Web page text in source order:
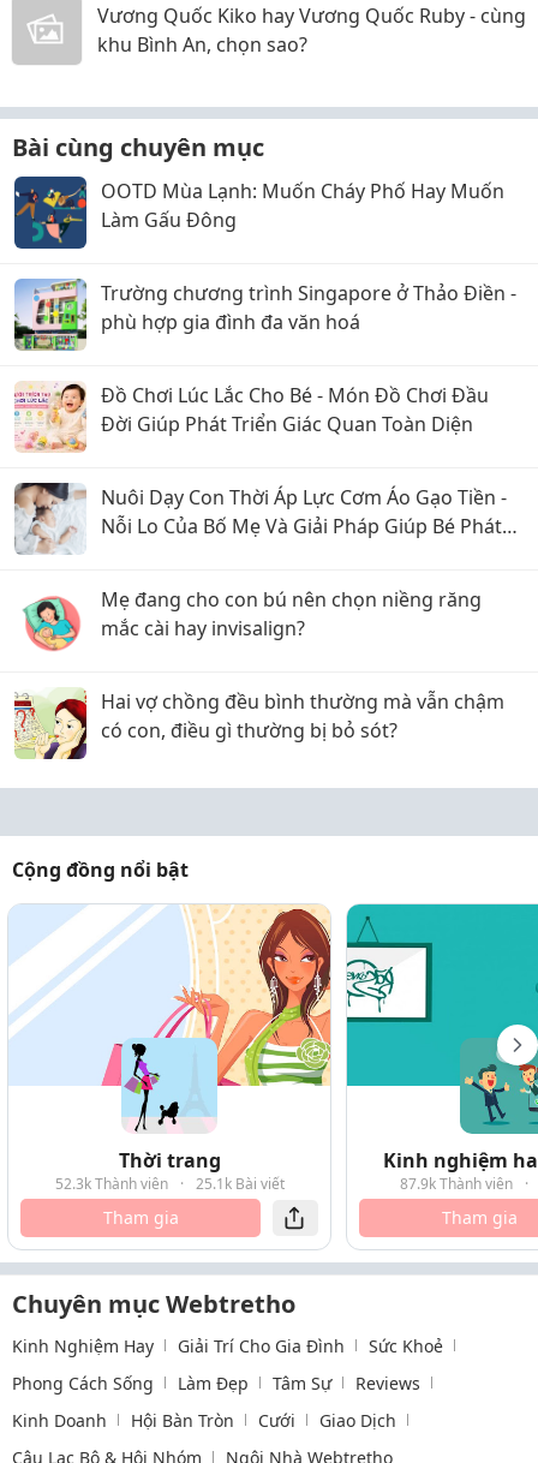
Vương Quốc Kiko hay Vương Quốc Ruby - cùng
khu Bình An, chọn sao?
Bài cùng chuyên mục
OOTD Mùa Lạnh: Muốn Cháy Phố Hay Muốn
Làm Gấu Đông
Trường chương trình Singapore ở Thảo Điền -
phù hợp gia đình đa văn hoá
Đồ Chơi Lúc Lắc Cho Bé - Món Đồ Chơi Đầu
Đời Giúp Phát Triển Giác Quan Toàn Diện
Nuôi Dạy Con Thời Áp Lực Cơm Áo Gạo Tiền -
Nỗi Lo Của Bố Mẹ Và Giải Pháp Giúp Bé Phát
Mẹ đang cho con bú nên chọn niềng răng
mắc cài hay invisalign?
Hai vợ chồng đều bình thường mà vẫn chậm
có con, điều gì thường bị bỏ sót?
Cộng đồng nổi bật
Thời trang
52.3k Thành viên · 25.1k Bài viết
Tham gia
Kinh nghiệm
87.9k Thành viên ·
Tham gia
Chuyên mục Webtretho
Kinh Nghiệm Hay Giải Trí Cho Gia Đình
Sức Khoẻ
Phong Cách Sống
Làm Đẹp Tâm Sự
Reviews
Kinh Doanh
Hội Bàn Tròn Cưới
Giao Dịch
Câu Lạc Bộ & Hội Nhóm
Ngôi Nhà Webtretho